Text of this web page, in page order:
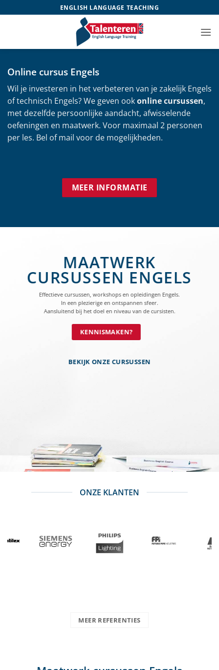
naar
ENGLISH LANGUAGE TEACHING
Online cursus Engels
Wil je investeren in het verbeteren van je zakelijk Engels
of technisch Engels? We geven ookonline cursussen,
met dezelfde persoonlijke aandacht, afwisselende
oefeningen en maatwerk. Voor maximaal 2 personen
per les. Bel of mail voor de mogelijkheden.
MEER INFORMATIE
MAATWERK
CURSUSSEN ENGELS
Effectieve cursussen, workshops en opleidingen Engels.
In een plezierige en ontspannen sfeer.
Aansluitend bij het doel en niveau van de cursisten.
KENNISMAKEN?
BEKIJK ONZE CURSUSSEN
ONZE KLANTEN
MEER REFERENTIES